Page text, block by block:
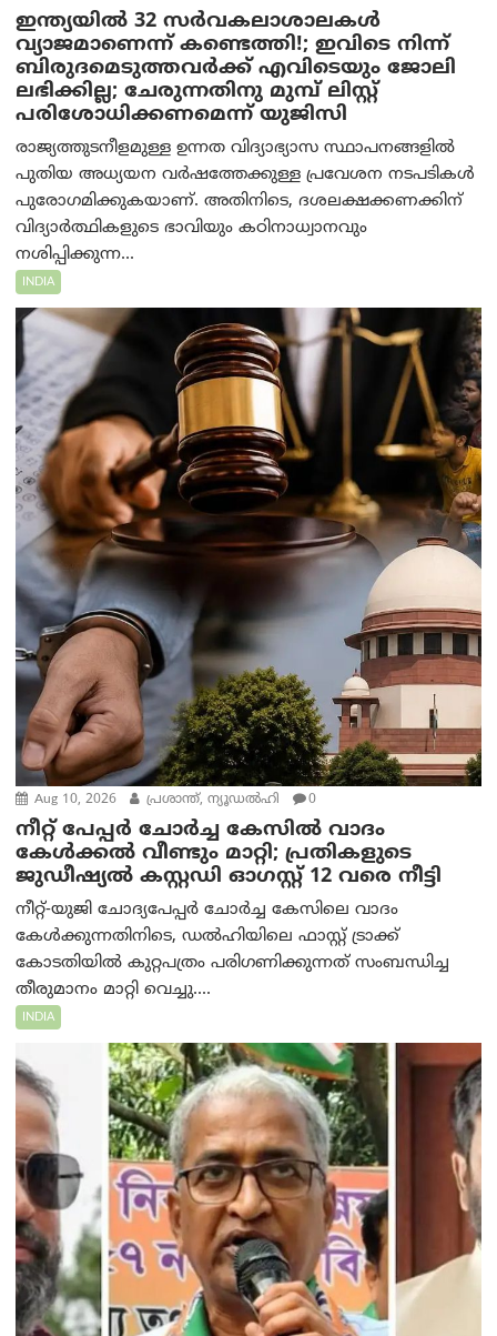
ഇന്ത്യയില്‍ 32 സർവകലാശാലകൾ
വ്യാജമാണെന്ന് കണ്ടെത്തി!; ഇവിടെ നിന്ന്
ബിരുദമെടുത്തവര്‍ക്ക് എവിടെയും ജോലി
ലഭിക്കില്ല; ചേരുന്നതിനു മുമ്പ് ലിസ്റ്റ്
പരിശോധിക്കണമെന്ന് യുജിസി
രാജ്യത്തുടനീളമുള്ള ഉന്നത വിദ്യാഭ്യാസ സ്ഥാപനങ്ങളിൽ
പുതിയ അധ്യയന വർഷത്തേക്കുള്ള പ്രവേശന നടപടികൾ
പുരോഗമിക്കുകയാണ്. അതിനിടെ, ദശലക്ഷക്കണക്കിന്
വിദ്യാർത്ഥികളുടെ ഭാവിയും കഠിനാധ്വാനവും
നശിപ്പിക്കുന്ന...
INDIA
Aug 10, 2026 പ്രശാന്ത്, ന്യൂഡല്‍ഹി 0
നീറ്റ് പേപ്പർ ചോർച്ച കേസിൽ വാദം
കേൾക്കൽ വീണ്ടും മാറ്റി; പ്രതികളുടെ
ജുഡീഷ്യൽ കസ്റ്റഡി ഓഗസ്റ്റ് 12 വരെ നീട്ടി
നീറ്റ്-യുജി ചോദ്യപേപ്പർ ചോർച്ച കേസിലെ വാദം
കേൾക്കുന്നതിനിടെ, ഡൽഹിയിലെ ഫാസ്റ്റ് ട്രാക്ക്
കോടതിയിൽ കുറ്റപത്രം പരിഗണിക്കുന്നത് സംബന്ധിച്ച
തീരുമാനം മാറ്റി വെച്ചു....
INDIA